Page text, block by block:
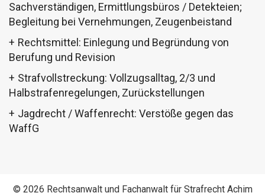
Sachverständigen, Ermittlungsbüros / Detekteien;
Begleitung bei Vernehmungen, Zeugenbeistand
Rechtsmittel: Einlegung und Begründung von
Berufung und Revision
Strafvollstreckung: Vollzugsalltag, 2/3 und
Halbstrafenregelungen, Zurückstellungen
Jagdrecht / Waffenrecht: Verstöße gegen das
WaffG
© 2026 Rechtsanwalt und Fachanwalt für Strafrecht Achim